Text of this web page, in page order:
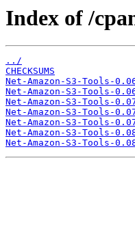
Index of /
../
CHECKSUMS
Net-Amazon-S3-Tools-
Net-Amazon-S3-Tools-
Net-Amazon-S3-Tools-
Net-Amazon-S3-Tools-
Net-Amazon-S3-Tools-
Net-Amazon-S3-Tools-
Net-Amazon-S3-Tools-